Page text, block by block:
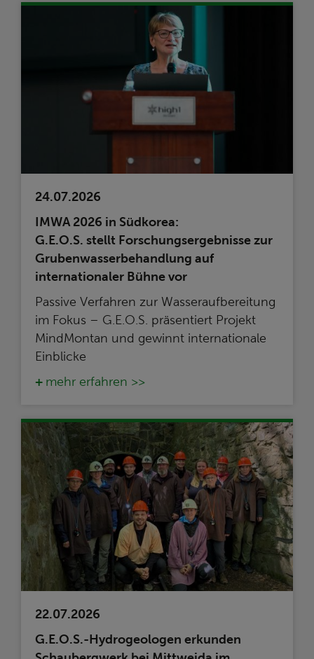
24.07.2026
IMWA 2026 in Südkorea:
G.E.O.S. stellt Forschungsergebnisse zur
Grubenwasserbehandlung auf
internationaler Bühne vor
Passive Verfahren zur Wasseraufbereitung
im Fokus – G.E.O.S. präsentiert Projekt
MindMontan und gewinnt internationale
Einblicke
mehr erfahren >>
22.07.2026
G.E.O.S.-Hydrogeologen erkunden